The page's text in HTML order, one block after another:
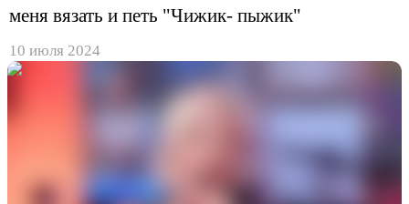
меня вязать и петь "Чижик- пыжик"
10 июля 2024